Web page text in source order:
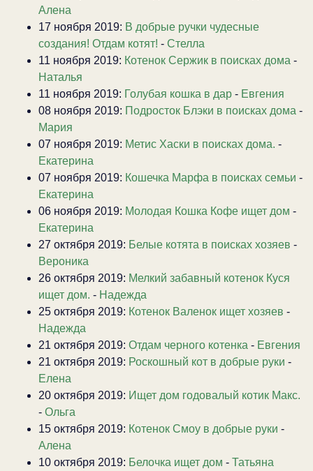
Алена
17 ноября 2019: В добрые ручки чудесные
создания! Отдам котят! - Стелла
11 ноября 2019: Котенок Сержик в поисках дома -
Наталья
11 ноября 2019: Голубая кошка в дар - Евгения
08 ноября 2019: Подросток Блэки в поисках дома -
Мария
07 ноября 2019: Метис Хаски в поисках дома. -
Екатерина
07 ноября 2019: Кошечка Марфа в поисках семьи -
Екатерина
06 ноября 2019: Молодая Кошка Кофе ищет дом -
Екатерина
27 октября 2019: Белые котята в поисках хозяев -
Вероника
26 октября 2019: Мелкий забавный котенок Куся
ищет дом. - Надежда
25 октября 2019: Котенок Валенок ищет хозяев -
Надежда
21 октября 2019: Отдам черного котенка - Евгения
21 октября 2019: Роскошный кот в добрые руки -
Елена
20 октября 2019: Ищет дом годовалый котик Макс.
- Ольга
15 октября 2019: Котенок Смоу в добрые руки -
Алена
10 октября 2019: Белочка ищет дом - Татьяна